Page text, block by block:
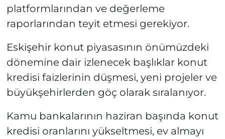
platformlarından ve değerleme
raporlarından teyit etmesi gerekiyor.
Eskişehir konut piyasasının önümüzdeki
dönemine dair izlenecek başlıklar konut
kredisi faizlerinin düşmesi, yeni projeler ve
büyükşehirlerden göç olarak sıralanıyor.
Kamu bankalarının haziran başında konut
kredisi oranlarını yükseltmesi, ev almayı